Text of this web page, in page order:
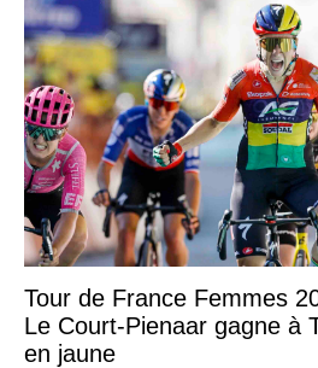
Tour de France Femmes
Le Court-Pienaar gagne à
en jaune